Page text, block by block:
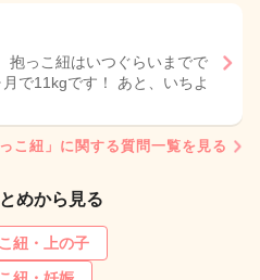
抱っこ紐はいつぐらいまでで
で11kgです！ あと、いちよ
っこ紐」に関する質問一覧を見る
めから見る
紐・上の子